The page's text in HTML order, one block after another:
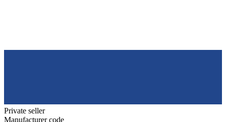
Private seller
Manufacturer code